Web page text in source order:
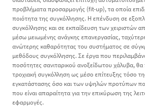
προβλήματα προσαρμογής (fit-up), τα οποία
ποιότητα της συγκόλλησης. Η επένδυση σε
συγκόλλησης και σε εκπαίδευση των χειριστών
μέσω μειωμένης ανάγκης επανεργασίας,
ανώτερης καθαρότητας του συστήματος σε
μεθόδους συγκόλλησης. Σε έργα που
ποσότητες σανιταρικού ανοξείδωτου χάλυβα, θα
τροχιακή συγκόλληση ως μέσο επίτευξης τόσο
εγκατάστασης όσο και των υψηλών προτύπων
που είναι απαραίτητα για την επικύρωση της
εφαρμογές.